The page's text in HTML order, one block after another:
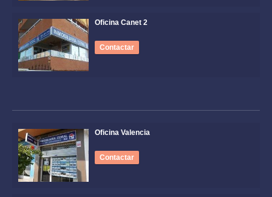
Oficina Canet 2
Contactar
Oficina Valencia
Contactar